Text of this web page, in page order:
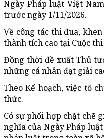
Ngày Pháp luật Việt
trước ngày 1/11/2026.
Về công tác thi đua,
thành tích cao tại Cuộc
Đồng thời đề xuất Thủ
những cá nhân đạt giải
Theo Kế hoạch, việc tổ
thức.
Có sự phối hợp chặt chẽ
nghĩa của Ngày Pháp